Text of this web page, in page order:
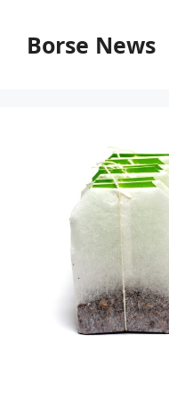
contenuto
Borse News